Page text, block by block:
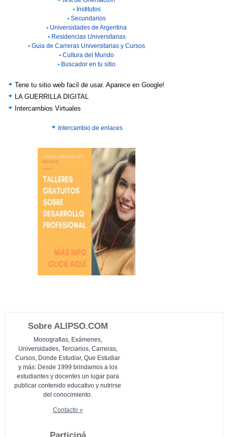
• Institutos
• Secundarios
• Universidades de Argentina
• Residencias Universitarias
• Guia de Carreras Universitarias y Cursos
• Cultura del Mundo
• Buscador en tu sitio
Tene tu sitio web facil de usar. Aparece en Google!
LA GUERRILLA DIGITAL
Intercambios Virtuales
Intercambio de enlaces
Sobre ALIPSO.COM
Monografias, Exámenes,
Universidades, Terciarios, Carreras,
Cursos, Donde Estudiar, Que Estudiar
y más: Desde 1999 brindamos a los
estudiantes y docentes un lugar para
publicar contenido educativo y nutrirse
del conocimiento.
Contacto »
Participá